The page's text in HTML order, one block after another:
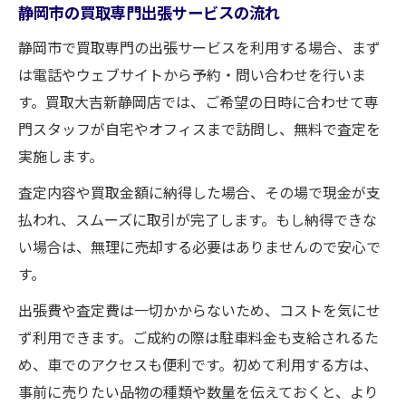
静岡市の買取専門出張サービスの流れ
静岡市で買取専門の出張サービスを利用する場合、まず
は電話やウェブサイトから予約・問い合わせを行いま
す。買取大吉新静岡店では、ご希望の日時に合わせて専
門スタッフが自宅やオフィスまで訪問し、無料で査定を
実施します。
査定内容や買取金額に納得した場合、その場で現金が支
払われ、スムーズに取引が完了します。もし納得できな
い場合は、無理に売却する必要はありませんので安心で
す。
出張費や査定費は一切かからないため、コストを気にせ
ず利用できます。ご成約の際は駐車料金も支給されるた
め、車でのアクセスも便利です。初めて利用する方は、
事前に売りたい品物の種類や数量を伝えておくと、より